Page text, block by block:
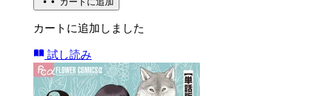
カートに追加しました
試し読み